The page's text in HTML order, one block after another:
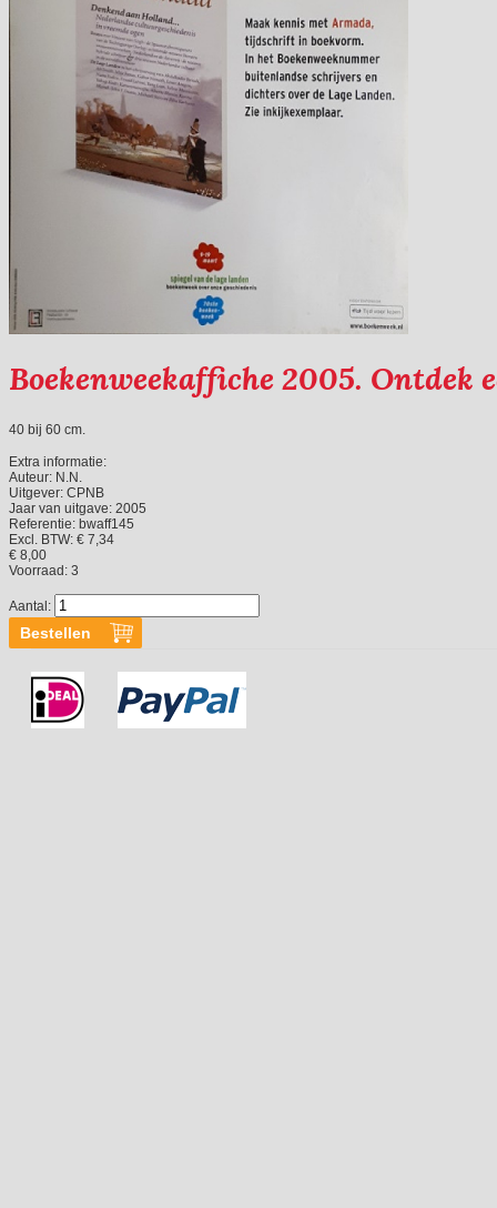
Boekenweekaffiche 2005. Ontdek
40 bij 60 cm.
Extra informatie:
Auteur: N.N.
Uitgever: CPNB
Jaar van uitgave: 2005
Referentie: bwaff145
Excl. BTW: € 7,34
€ 8,00
Voorraad: 3
Aantal: